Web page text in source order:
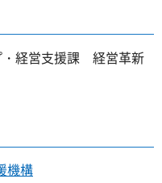
・経営支援課 経営革新
機構